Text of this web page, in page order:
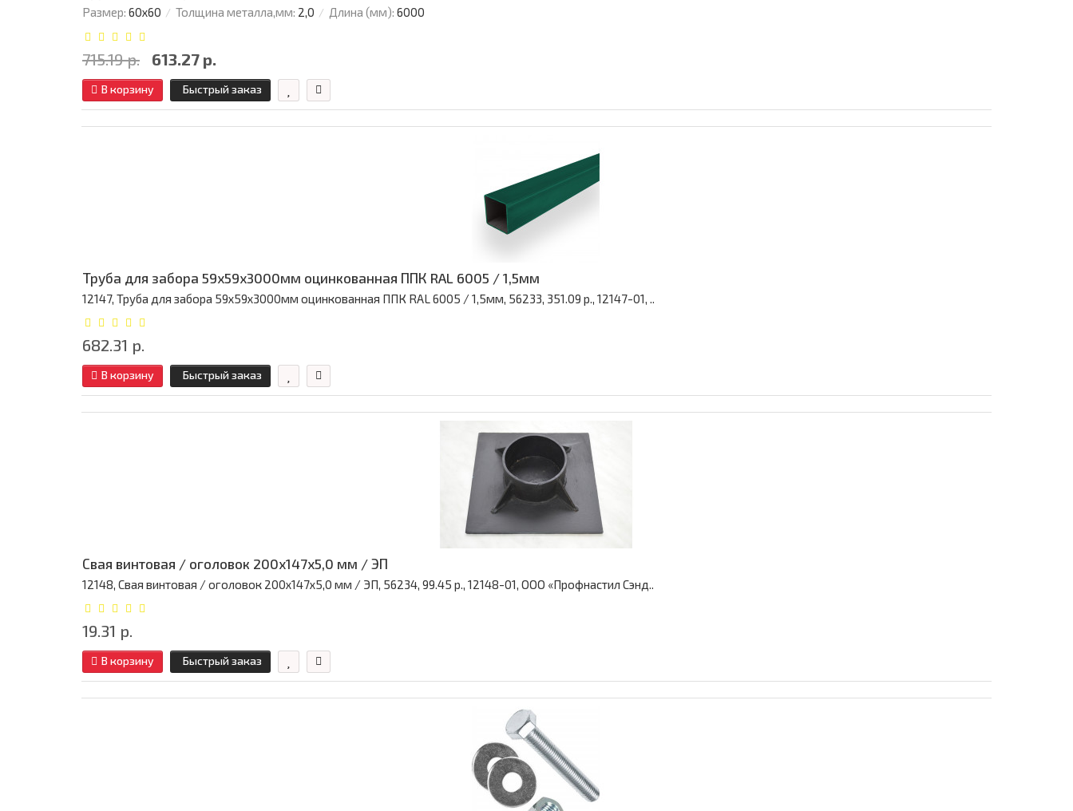
Размер: 60х60 Толщина металла,мм: 2,0 Длина (мм): 6000
715.19 р. 613.27 р.
В корзину Быстрый заказ
Труба для забора 59х59x3000мм оцинкованная ППК RAL 6005 / 1,5мм
12147, Труба для забора 59х59x3000мм оцинкованная ППК RAL 6005 / 1,5мм, 56233, 351.09 р., 12147-01, ..
682.31 р.
В корзину Быстрый заказ
Свая винтовая / оголовок 200x147x5,0 мм / ЭП
12148, Свая винтовая / оголовок 200x147x5,0 мм / ЭП, 56234, 99.45 р., 12148-01, ООО «Профнастил Сэнд..
19.31 р.
В корзину Быстрый заказ